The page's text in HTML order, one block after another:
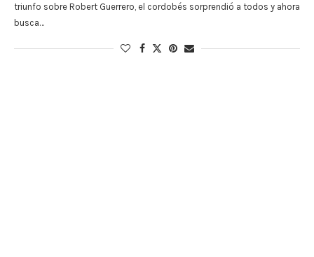
triunfo sobre Robert Guerrero, el cordobés sorprendió a todos y ahora
busca…